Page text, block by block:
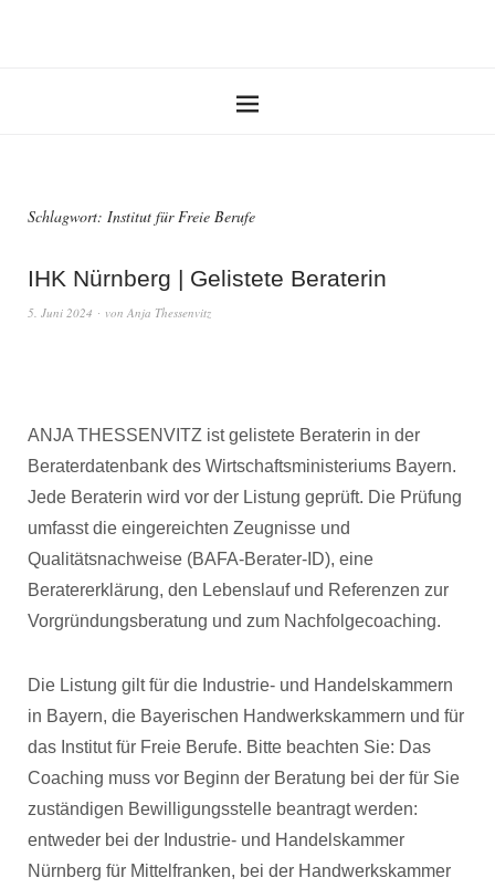
Schlagwort: Institut für Freie Berufe
IHK Nürnberg | Gelistete Beraterin
5. Juni 2024 von Anja Thessenvitz
ANJA THESSENVITZ ist gelistete Beraterin in der
Beraterdatenbank des Wirtschaftsministeriums Bayern.
Jede Beraterin wird vor der Listung geprüft. Die Prüfung
umfasst die eingereichten Zeugnisse und
Qualitätsnachweise (BAFA-Berater-ID), eine
Beratererklärung, den Lebenslauf und Referenzen zur
Vorgründungsberatung und zum Nachfolgecoaching.
Die Listung gilt für die Industrie- und Handelskammern
in Bayern, die Bayerischen Handwerkskammern und für
das Institut für Freie Berufe. Bitte beachten Sie: Das
Coaching muss vor Beginn der Beratung bei der für Sie
zuständigen Bewilligungsstelle beantragt werden:
entweder bei der Industrie- und Handelskammer
Nürnberg für Mittelfranken, bei der Handwerkskammer